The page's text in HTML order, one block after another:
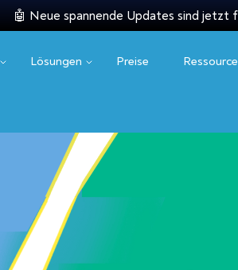
🤖 Neue spannende Updates sind jetzt
Lösungen Preise